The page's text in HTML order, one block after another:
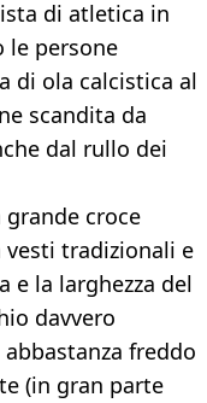
di atletica in
le persone
di ola calcistica al
scandita da
dal rullo dei
croce
vesti tradizionali e
e la larghezza del
davvero
freddo
(in gran parte